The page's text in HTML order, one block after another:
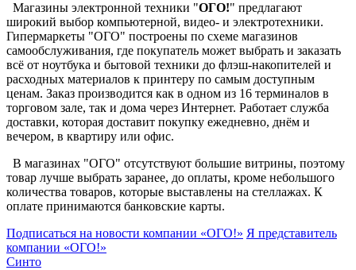
Магазины электронной техники "ОГО!" предлагают
широкий выбор компьютерной, видео- и электротехники.
Гипермаркеты "ОГО" построены по схеме магазинов
самообслуживания, где покупатель может выбрать и заказать
всё от ноутбука и бытовой техники до флэш-накопителей и
расходных материалов к принтеру по самым доступным
ценам. Заказ производится как в одном из 16 терминалов в
торговом зале, так и дома через Интернет. Работает служба
доставки, которая доставит покупку ежедневно, днём и
вечером, в квартиру или офис.
В магазинах "ОГО" отсутствуют большие витрины, поэтому
товар лучше выбрать заранее, до оплаты, кроме небольшого
количества товаров, которые выставлены на стеллажах. К
оплате принимаются банковские карты.
Подписаться на новости компании «ОГО!» Я представитель
компании «ОГО!»
Синто